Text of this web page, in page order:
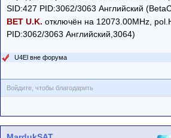
SID:427 PID:3062/3063 Английский
BET U.K. отключён на 12073.00MHz,
PID:3062/3063 Английский,3064)
U4El вне форума
Войдите, чтобы благодарить